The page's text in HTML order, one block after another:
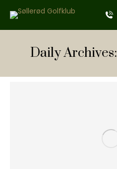
Daily Archives: